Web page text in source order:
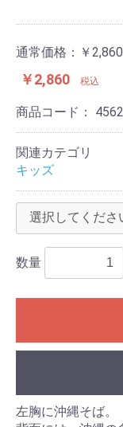
通常価格： ￥2,860
￥2,860 税込
商品コード：
関連カテゴリ
キッズ
数量
左胸に沖縄そば。